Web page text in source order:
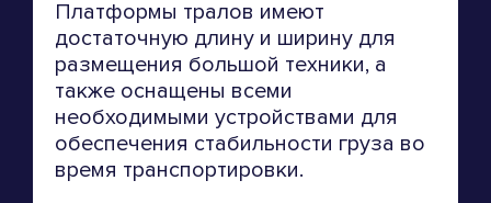
Платформы тралов имеют
достаточную длину и ширину для
размещения большой техники, а
также оснащены всеми
необходимыми устройствами для
обеспечения стабильности груза во
время транспортировки.